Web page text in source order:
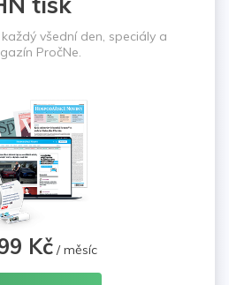
všední den, speciály a
PročNe.
Kč/ měsíc